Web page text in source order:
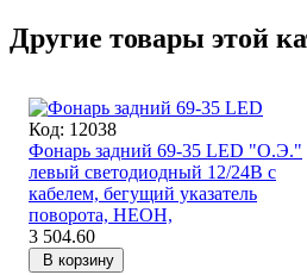
Другие товары этой
Код: 12038
Фонарь задний 69-35 LED "О.Э."
левый светодиодный 12/24В с
кабелем, бегущий указатель
поворота, НЕОН,
3 504.60
В корзину